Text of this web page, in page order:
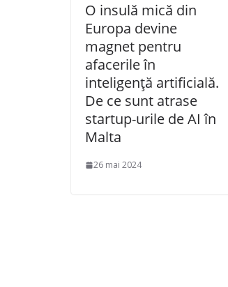
O insulă mică din
Europa devine
magnet pentru
afacerile în
inteligență artificială.
De ce sunt atrase
startup-urile de AI în
Malta
26 mai 2024